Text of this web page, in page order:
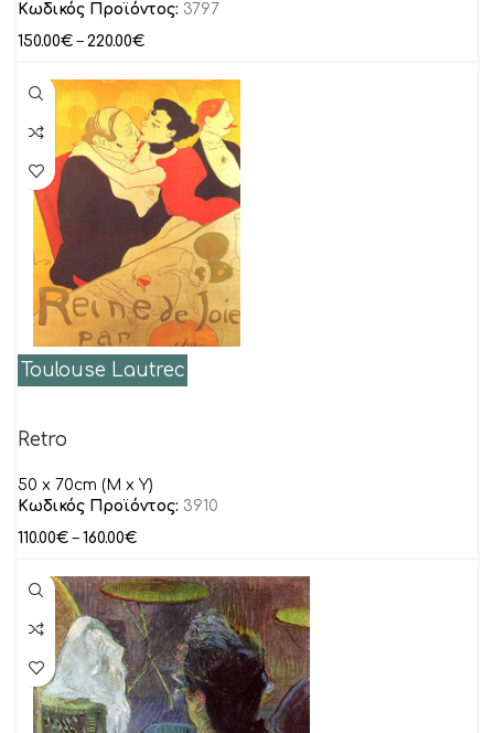
Κωδικός Προϊόντος: 3797
150.00€ – 220.00€
Toulouse Lautrec
Retro
50 x 70cm (M x Y)
Κωδικός Προϊόντος: 3910
110.00€ – 160.00€